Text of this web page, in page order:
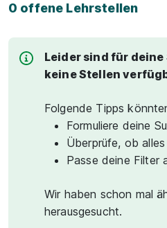
0 offene Lehrstellen
Leider sind für
keine Stellen
Folgende Tipps
Formuliere deine
Überprüfe, ob
Passe deine Filter
Wir haben schon mal
herausgesucht.